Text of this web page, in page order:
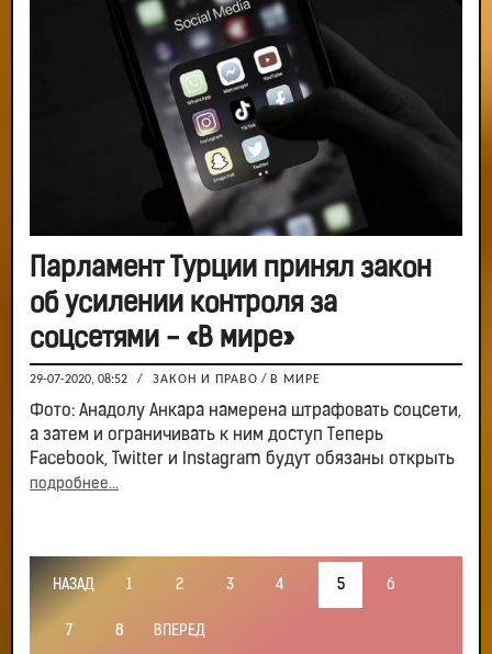
Парламент Турции принял закон
об усилении контроля за
соцсетями - «В мире»
29-07-2020, 08:52 / ЗАКОН И ПРАВО / В МИРЕ
Фото: Анадолу Анкара намерена штрафовать соцсети,
а затем и ограничивать к ним доступ Теперь
Facebook, Twitter и Instagram будут обязаны открыть
подробнее...
НАЗАД 1 2 3 4 5 6
7 8 ВПЕРЕД